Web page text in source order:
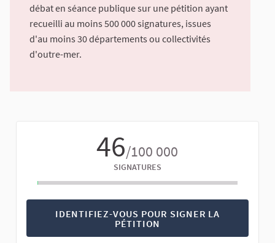
débat en séance publique sur une pétition ayant
recueilli au moins 500 000 signatures, issues
d'au moins 30 départements ou collectivités
d'outre-mer.
46/100 000
SIGNATURES
IDENTIFIEZ-VOUS POUR SIGNER LA
PÉTITION